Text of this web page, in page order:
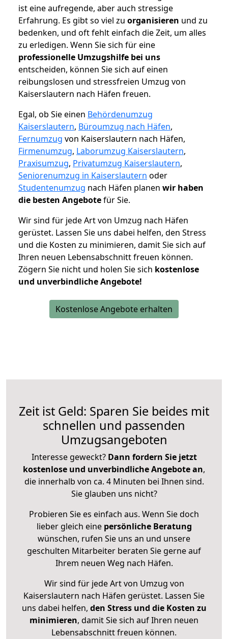
ist eine aufregende, aber auch stressige
Erfahrung. Es gibt so viel zu organisieren und zu
bedenken, und oft fehlt einfach die Zeit, um alles
zu erledigen. Wenn Sie sich für eine
professionelle Umzugshilfe bei uns
entscheiden, können Sie sich auf einen
reibungslosen und stressfreien Umzug von
Kaiserslautern nach Häfen freuen.
Egal, ob Sie einen Behördenumzug
Kaiserslautern, Büroumzug nach Häfen,
Fernumzug von Kaiserslautern nach Häfen,
Firmenumzug, Laborumzug Kaiserslautern,
Praxisumzug, Privatumzug Kaiserslautern,
Seniorenumzug in Kaiserslautern oder
Studentenumzug nach Häfen planen wir haben
die besten Angebotefür Sie.
Wir sind für jede Art von Umzug nach Häfen
gerüstet. Lassen Sie uns dabei helfen, den Stress
und die Kosten zu minimieren, damit Sie sich auf
Ihren neuen Lebensabschnitt freuen können.
Zögern Sie nicht und holen Sie sich kostenlose
und unverbindliche Angebote!
Kostenlose Angebote erhalten
Zeit ist Geld: Sparen Sie beides mit
schnellen und passenden
Umzugsangeboten
Interesse geweckt? Dann fordern Sie jetzt
kostenlose und unverbindliche Angebote an,
die innerhalb von ca. 4 Minuten bei Ihnen sind.
Sie glauben uns nicht?
Probieren Sie es einfach aus. Wenn Sie doch
lieber gleich eine persönliche Beratung
wünschen, rufen Sie uns an und unsere
geschulten Mitarbeiter beraten Sie gerne auf
Ihrem neuen Weg nach Häfen.
Wir sind für jede Art von Umzug von
Kaiserslautern nach Häfen gerüstet. Lassen Sie
uns dabei helfen, den Stress und die Kosten zu
minimieren, damit Sie sich auf Ihren neuen
Lebensabschnitt freuen können.